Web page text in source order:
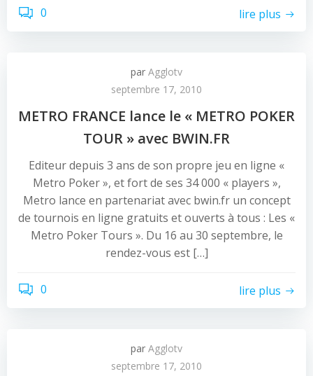
0 lire plus
par Agglotv
septembre 17, 2010
METRO FRANCE lance le « METRO POKER
TOUR » avec BWIN.FR
Editeur depuis 3 ans de son propre jeu en ligne «
Metro Poker », et fort de ses 34 000 « players »,
Metro lance en partenariat avec bwin.fr un concept
de tournois en ligne gratuits et ouverts à tous : Les «
Metro Poker Tours ». Du 16 au 30 septembre, le
rendez-vous est […]
0 lire plus
par Agglotv
septembre 17, 2010